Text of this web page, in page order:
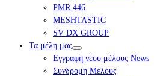
PMR 446
MESHTASTIC
SV DX GROUP
Τα μέλη μας
Εγγραφή νέου μέλους News
Συνδρομή Μέλους